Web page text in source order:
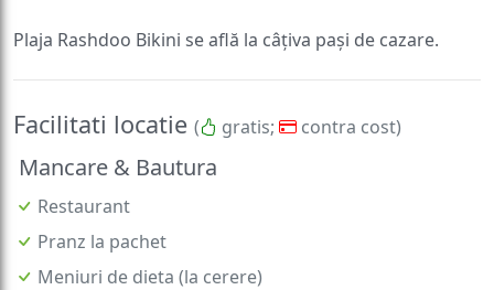
Plaja Rashdoo Bikini se află la câțiva pași de cazare.
Facilitati locatie ( gratis; contra cost)
Mancare & Bautura
Restaurant
Pranz la pachet
Meniuri de dieta (la cerere)